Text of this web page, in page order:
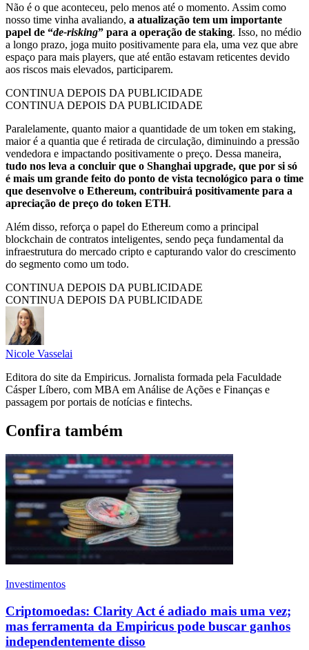
Não é o que aconteceu, pelo menos até o momento. Assim como
nosso time vinha avaliando, a atualização tem um importante
papel de “de-risking” para a operação de staking. Isso, no médio
a longo prazo, joga muito positivamente para ela, uma vez que abre
espaço para mais players, que até então estavam reticentes devido
aos riscos mais elevados, participarem.
CONTINUA DEPOIS DA PUBLICIDADE
CONTINUA DEPOIS DA PUBLICIDADE
Paralelamente, quanto maior a quantidade de um token em staking,
maior é a quantia que é retirada de circulação, diminuindo a pressão
vendedora e impactando positivamente o preço. Dessa maneira,
tudo nos leva a concluir que o Shanghai upgrade, que por si só
é mais um grande feito do ponto de vista tecnológico para o time
que desenvolve o Ethereum, contribuirá positivamente para a
apreciação de preço do token ETH.
Além disso, reforça o papel do Ethereum como a principal
blockchain de contratos inteligentes, sendo peça fundamental da
infraestrutura do mercado cripto e capturando valor do crescimento
do segmento como um todo.
CONTINUA DEPOIS DA PUBLICIDADE
CONTINUA DEPOIS DA PUBLICIDADE
Nicole Vasselai
Editora do site da Empiricus. Jornalista formada pela Faculdade
Cásper Líbero, com MBA em Análise de Ações e Finanças e
passagem por portais de notícias e fintechs.
Confira também
Investimentos
Criptomoedas: Clarity Act é adiado mais uma vez;
mas ferramenta da Empiricus pode buscar ganhos
independentemente disso